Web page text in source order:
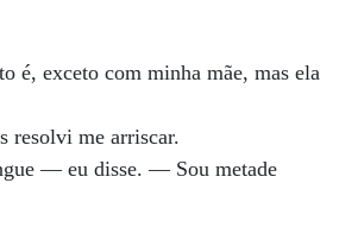
é, exceto com minha mãe, mas ela
resolvi me arriscar.
— eu disse. — Sou metade